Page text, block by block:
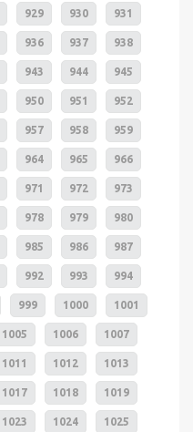
929 930 931
936 937 938
943 944 945
950 951 952
957 958 959
964 965 966
971 972 973
978 979 980
985 986 987
992 993 994
999 1000 1001
1005 1006 1007
1011 1012 1013
1017 1018 1019
1023 1024 1025